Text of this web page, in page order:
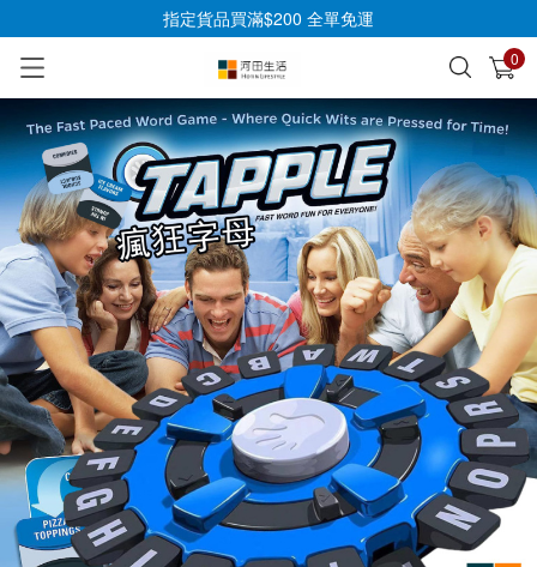
指定貨品買滿$200 全單免運
0
已加入購物車 查看